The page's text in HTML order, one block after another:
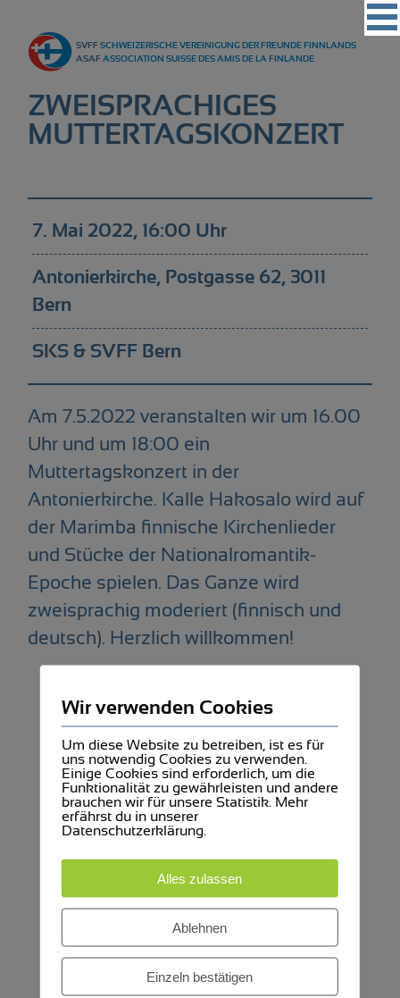
ZWEISPRACHIGES
MUTTERTAGSKONZERT
SVFFSCHWEIZERISCHE VEREINIGUNG DER FREUNDE FINNLANDS
ASAFASSOCIATION SUISSE DES AMIS DE LA FINLANDE
Regionalgruppen
Events
Kultur
Magazin
Kontakt
7. Mai 2022, 16:00 Uhr
Antonierkirche, Postgasse 62, 3011
Bern
SKS & SVFF Bern
Am 7.5.2022 veranstalten wir um 16.00
Uhr und um 18:00 ein
Muttertagskonzert in der
Antonierkirche. Kalle Hakosalo wird auf
der Marimba finnische Kirchenlieder
und Stücke der Nationalromantik-
Epoche spielen. Das Ganze wird
zweisprachig moderiert (finnisch und
deutsch). Herzlich willkommen!
Wir verwenden Cookies
Um diese Website zu betreiben, ist es für
uns notwendig Cookies zu verwenden.
Einige Cookies sind erforderlich, um die
Funktionalität zu gewährleisten und andere
brauchen wir für unsere Statistik. Mehr
erfährst du in unserer
Datenschutzerklärung.
Alles zulassen
Ablehnen
Einzeln bestätigen